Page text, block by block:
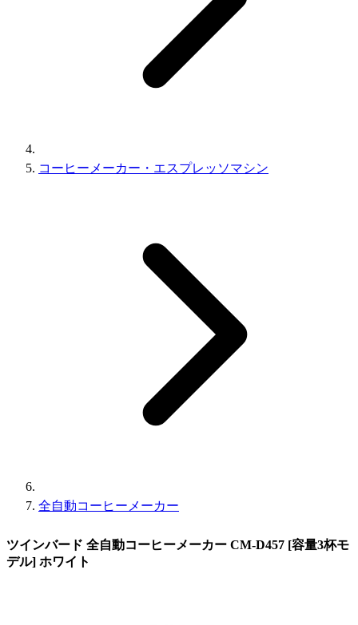
コーヒーメーカー・エスプレッソマシン
全自動コーヒーメーカー
ツインバード 全自動コーヒーメーカー CM-D457 [容量3杯モ
デル] ホワイト